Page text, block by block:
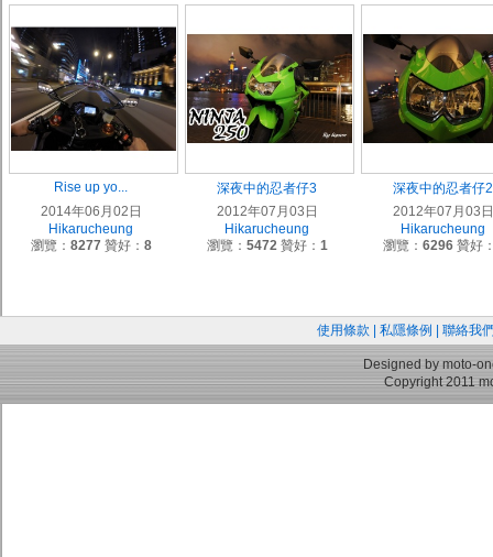
Rise up yo...
2014年06月02日
Hikarucheung
瀏覽： 8277 贊好： 8
深夜中的忍者仔3
2012年07月03日
Hikarucheung
瀏覽： 5472贊好： 1
深夜中的忍者仔2
2012年07月03日
Hikarucheung
瀏覽： 6296贊好
使用條款 私隱條例 聯絡我
Designed by moto-
Copyright 2011